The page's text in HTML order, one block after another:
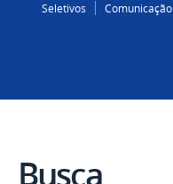
Seletivos
Comunicação
Busca